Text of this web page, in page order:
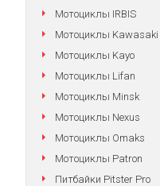
Мотоциклы IRBIS
Мотоциклы Kawasaki
Мотоциклы Kayo
Мотоциклы Lifan
Мотоциклы Minsk
Мотоциклы Nexus
Мотоциклы Omaks
Мотоциклы Patron
Питбайки Pitster Pro